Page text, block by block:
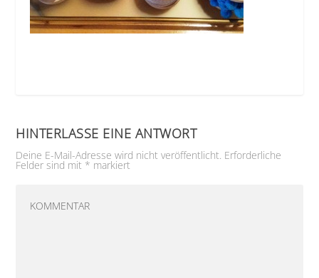
HINTERLASSE EINE ANTWORT
Deine E-Mail-Adresse wird nicht veröffentlicht. Erforderliche
Felder sind mit * markiert